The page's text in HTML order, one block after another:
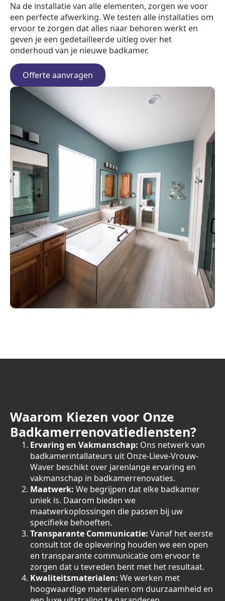
Na de installatie van alle elementen, zorgen we voor
een perfecte afwerking. We testen alle installaties om
ervoor te zorgen dat alles naar behoren werkt en
geven je een gedetailleerde uitleg over het
onderhoud van je nieuwe badkamer.
Offerte aanvragen
Waarom Kiezen voor Onze
Badkamerrenovatiediensten?
Ervaring en Vakmanschap: Ons netwerk van
badkamerintallateurs uit Onze-Lieve-Vrouw-
Waver beschikt over jarenlange ervaring en
vakmanschap in badkamerrenovaties.
Maatwerk: We begrijpen dat elke badkamer
uniek is. Daarom bieden we
maatwerkoplossingen die passen bij uw
specifieke behoeften.
Transparante Communicatie: Vanaf het eerste
consult tot de oplevering houden we een open
en transparante communicatie om ervoor te
zorgen dat u tevreden bent met het resultaat.
Kwaliteitsmaterialen: We werken met
hoogwaardige materialen om duurzaamheid en